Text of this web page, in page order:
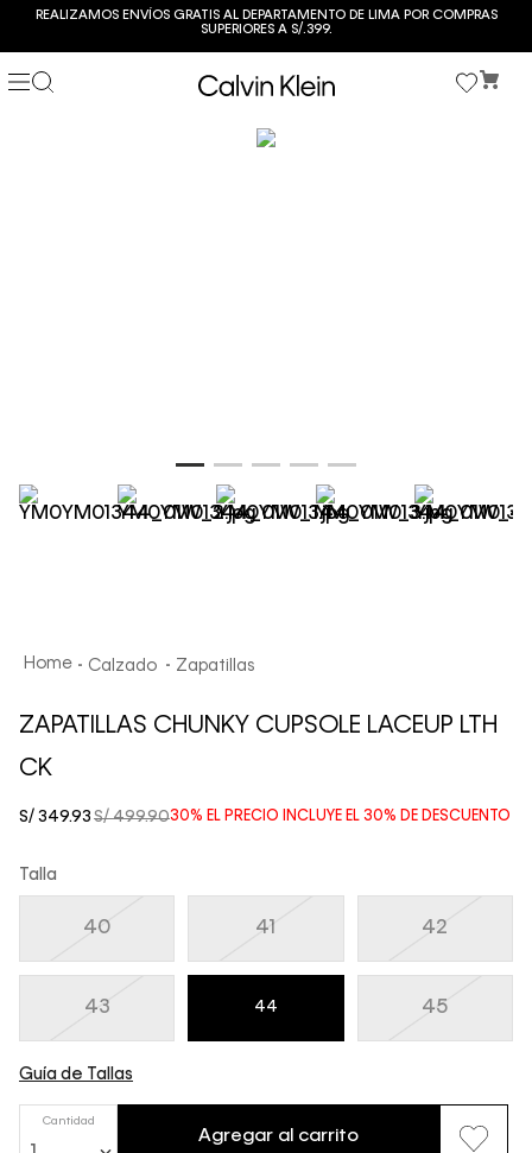
REALIZAMOS ENVÍOS GRATIS AL DEPARTAMENTO DE LIMA POR COMPRAS
SUPERIORES A S/.399.
Calzado Zapatillas
ZAPATILLAS CHUNKY CUPSOLE LACEUP LTH
CK
30% EL PRECIO INCLUYE EL 30% DE DESCUENTO
S/ 499.90
S/ 349.93
Talla
40 41 42
43 44 45
Guía de Tallas
Cantidad
Agregar al carrito